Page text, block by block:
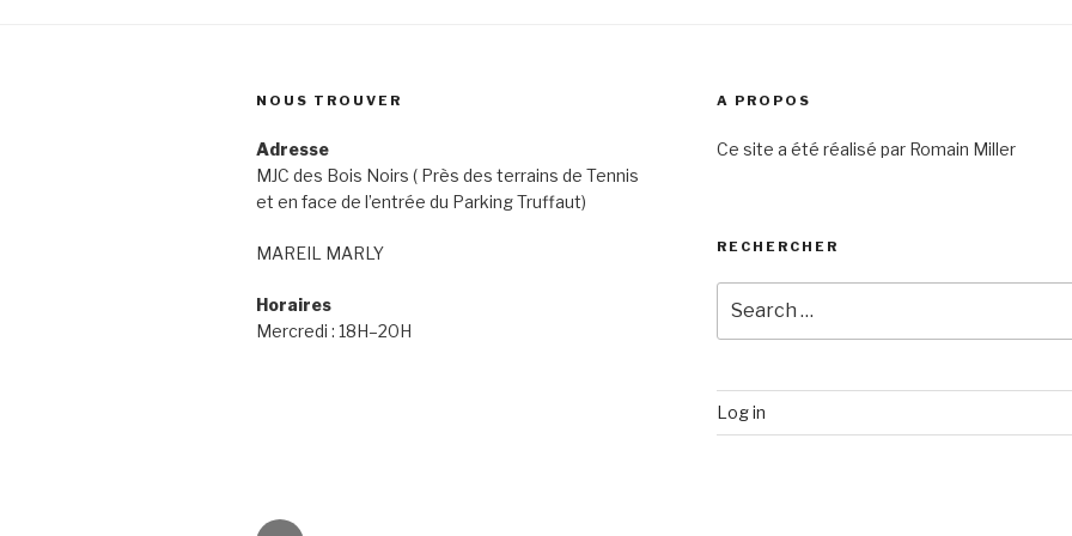
NOUS TROUVER
Adresse
MJC des Bois Noirs ( Près des terrains de Tennis
et en face de l’entrée du Parking Truffaut)
MAREIL MARLY
Horaires
Mercredi : 18H–20H
A PROPOS
Ce site a été réalisé par Romain Miller
RECHERCHER
for:
Log in